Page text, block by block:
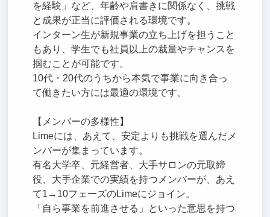
を経験」など、年齢や肩書きに関係なく、挑戦
と成果が正当に評価される環境です。
インターン生が新規事業の立ち上げを担うこと
もあり、学生でも社員以上の裁量やチャンスを
掴むことが可能です。
10代・20代のうちから本気で事業に向き合っ
て働きたい方には最適の環境です。
【メンバーの多様性】
Limeには、あえて、安定よりも挑戦を選んだメ
ンバーが集まっています。
有名大学卒、元経営者、大手サロンの元取締
役、大手企業での実績を持つメンバーが、あえ
て1→10フェーズのLimeにジョイン。
「自ら事業を前進させる」といった意思を持つ